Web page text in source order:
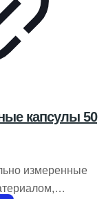
капсулы 50
измеренные